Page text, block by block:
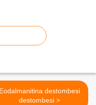
Eodalmanitina destombesi
destombesi >